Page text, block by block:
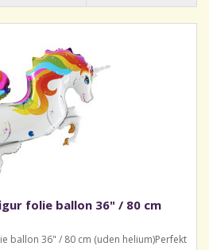
folie ballon 36" / 80 cm
ballon 36" / 80 cm (uden helium)Perfekt